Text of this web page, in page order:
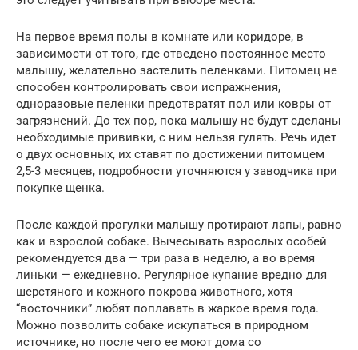
На первое время полы в комнате или коридоре, в
зависимости от того, где отведено постоянное место
малышу, желательно застелить пеленками. Питомец не
способен контролировать свои испражнения,
одноразовые пеленки предотвратят пол или ковры от
загрязнений. До тех пор, пока малышу не будут сделаны
необходимые прививки, с ним нельзя гулять. Речь идет
о двух основных, их ставят по достижении питомцем
2,5-3 месяцев, подробности уточняются у заводчика при
покупке щенка.
После каждой прогулки малышу протирают лапы, равно
как и взрослой собаке. Вычесывать взрослых особей
рекомендуется два — три раза в неделю, а во время
линьки — ежедневно. Регулярное купание вредно для
шерстяного и кожного покрова животного, хотя
“восточники” любят поплавать в жаркое время года.
Можно позволить собаке искупаться в природном
источнике, но после чего ее моют дома со